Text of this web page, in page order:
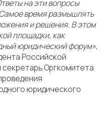
на эти вопросы
время размышлять
и решения. В этом
площадки, как
юридический форум»,
Российской
Оргкомитета
юридического